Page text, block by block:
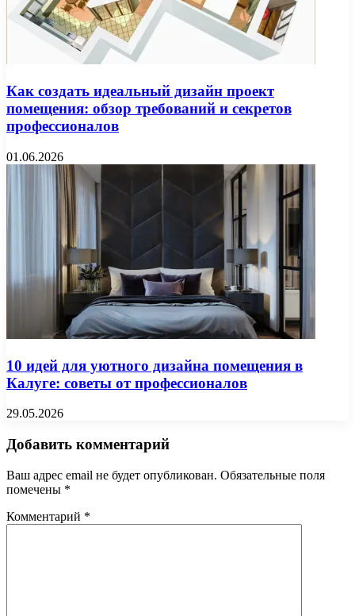
Как создать идеальный дизайн проект
помещения: обзор требований и секретов
профессионалов
01.06.2026
10 идей для уютного дизайна помещения в
Калуге: советы от профессионалов
29.05.2026
Добавить комментарий
Ваш адрес email не будет опубликован. Обязательные поля
помечены *
Комментарий *